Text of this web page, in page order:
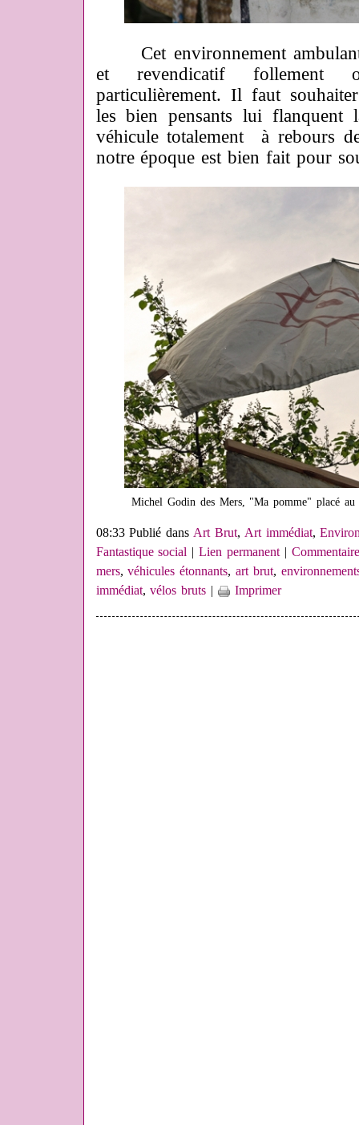
Cet environnement
et revendicatif follement
particulièrement. Il faut
les bien pensants lui flanquent
véhicule totalement à rebours
notre époque est bien fait pour
Michel Godin des Mers, "Ma pomme" placé
08:33 Publié dansArt Brut, Art immédiat,
Fantastique social |Lien permanent|
mers,véhicules étonnants,art brut,
immédiat,vélos bruts | Imprimer